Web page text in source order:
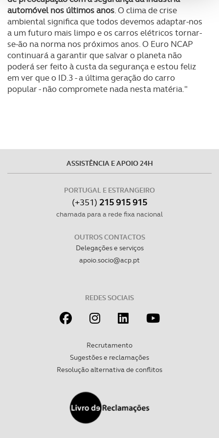
analisar dados de navegação no nosso website.
Adicionalmente partilhamos informação, relativa à sua
utilização do nosso site de publicidade e de análise, com
parceiros e organizações na UE e em países terceiros.
O ACP garantirá que as transferências internacionais de
dados pessoais serão realizadas apenas com o seu
experiência de navegação no Website e nos serviços
Consulte a política de cookies do site.
automóvel nos últimos anos. O clima de crise
ambiental significa que todos devemos adaptar-nos
a um futuro mais limpo e os carros elétricos tornar-
se-ão na norma nos próximos anos. O Euro NCAP
continuará a garantir que salvar o planeta não
poderá ser feito à custa da segurança e estou feliz
em ver que o ID.3 - a última geração do carro
popular - não compromete nada nesta matéria."
ASSISTÊNCIA E APOIO 24H
PORTUGAL E ESTRANGEIRO
(+351) 215 915 915
chamada para a rede fixa nacional
OUTROS CONTACTOS
Delegações e serviços
apoio.socio@acp.pt
REDES SOCIAIS
Recrutamento
Sugestões e reclamações
Resolução alternativa de conflitos